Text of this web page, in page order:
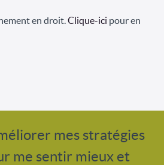
en droit.Clique-ici pour en
mes stratégies
me sentir mieux et